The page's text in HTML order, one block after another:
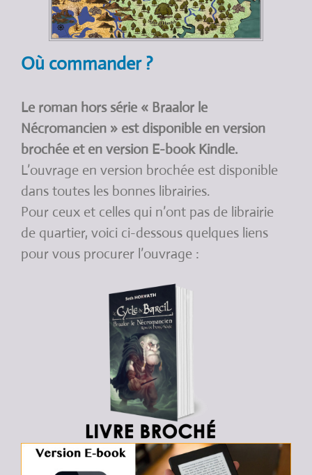
Où commander ?
Le roman hors série « Braalor le
Nécromancien » est disponible en version
brochée et en version E-book Kindle.
L’ouvrage en version brochée est disponible
dans toutes les bonnes librairies.
Pour ceux et celles qui n’ont pas de librairie
de quartier, voici ci-dessous quelques liens
pour vous procurer l’ouvrage :